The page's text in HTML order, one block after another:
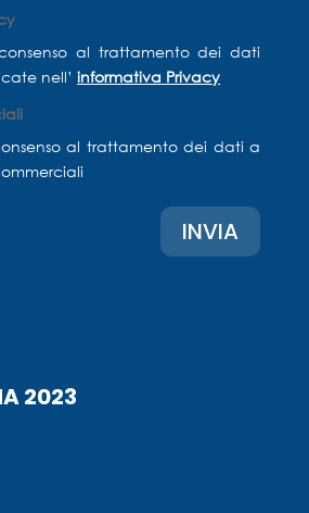
al trattamento dei dati
nell’informativa Privacy
al trattamento dei dati a
INVIA
2023